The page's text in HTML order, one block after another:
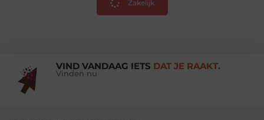
Zakelijk
VIND VANDAAG IETS DAT JE RAAKT.
Vinden nu